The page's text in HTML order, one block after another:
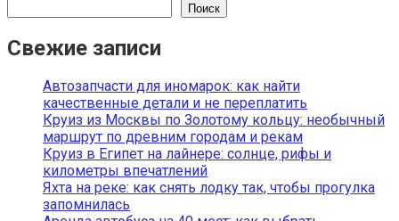
Поиск
Свежие записи
Автозапчасти для иномарок: как найти
качественные детали и не переплатить
Круиз из Москвы по Золотому кольцу: необычный
маршрут по древним городам и рекам
Круиз в Египет на лайнере: солнце, рифы и
километры впечатлений
Яхта на реке: как снять лодку так, чтобы прогулка
запомнилась